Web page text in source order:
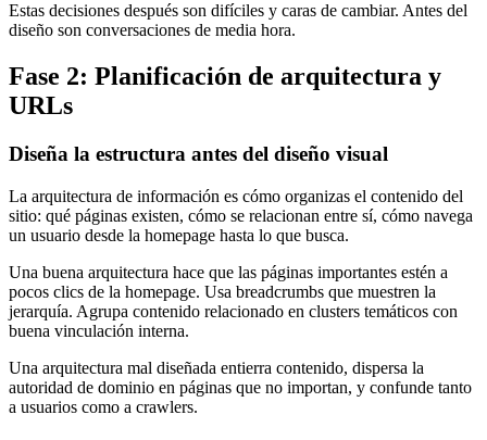
Estas decisiones después son difíciles y caras de cambiar. Antes del
diseño son conversaciones de media hora.
Fase 2: Planificación de arquitectura y
URLs
Diseña la estructura antes del diseño visual
La arquitectura de información es cómo organizas el contenido del
sitio: qué páginas existen, cómo se relacionan entre sí, cómo navega
un usuario desde la homepage hasta lo que busca.
Una buena arquitectura hace que las páginas importantes estén a
pocos clics de la homepage. Usa breadcrumbs que muestren la
jerarquía. Agrupa contenido relacionado en clusters temáticos con
buena vinculación interna.
Una arquitectura mal diseñada entierra contenido, dispersa la
autoridad de dominio en páginas que no importan, y confunde tanto
a usuarios como a crawlers.